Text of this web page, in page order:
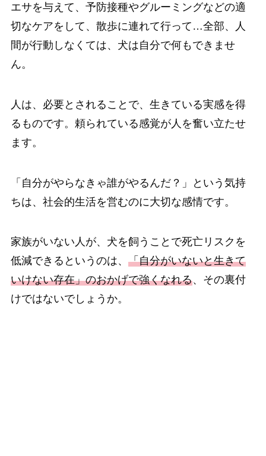
エサを与えて、予防接種やグルーミングなどの適
切なケアをして、散歩に連れて行って…全部、人
間が行動しなくては、犬は自分で何もできませ
ん。
人は、必要とされることで、生きている実感を得
るものです。頼られている感覚が人を奮い立たせ
ます。
「自分がやらなきゃ誰がやるんだ？」という気持
ちは、社会的生活を営むのに大切な感情です。
家族がいない人が、犬を飼うことで死亡リスクを
低減できるというのは、 「自分がいないと生きて
いけない存在」のおかげで強くなれる、その裏付
けではないでしょうか。